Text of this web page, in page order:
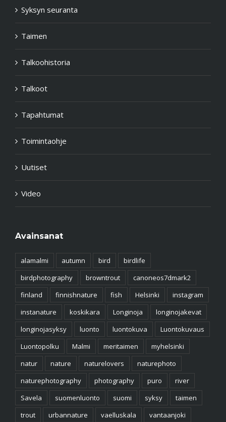
Syksyn seuranta
Taimen
Talkoohistoria
Talkoot
Tapahtumat
Toimintaohje
Uutiset
Video
Avainsanat
alamalmi autumn bird
birdlife
birdphotography
browntrout
canoneos7dmark2
finland
finnishnature fish Helsinki
instagram
instanature
koskikara Longinoja
longinojakevat
longinojasyksy
luonto luontokuva
Luontokuvaus
Luontopolku
Malmi meritaimen
myhelsinki
natur
nature naturelovers
naturephoto
naturephotography
photography puro
river
Savela
suomenluonto suomi syksy
taimen
trout
urbannature vaelluskala
vantaanjoki